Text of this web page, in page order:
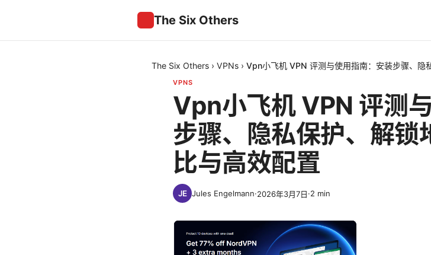
The Six Others
The Six Others › VPNs › Vpn小飞机 VPN 评测与使用指南：安装步骤、隐
VPNS
Vpn小飞机 VPN 评测
步骤、隐私保护、解锁
比与高效配置
Jules Engelmann·2026年3月7日·2 min